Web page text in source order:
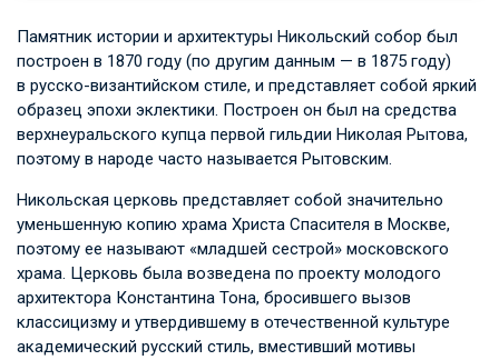
Памятник истории и архитектуры Никольский собор был
построен в 1870 году (по другим данным — в 1875 году)
в русско-византийском стиле, и представляет собой яркий
образец эпохи эклектики. Построен он был на средства
верхнеуральского купца первой гильдии Николая Рытова,
поэтому в народе часто называется Рытовским.
Никольская церковь представляет собой значительно
уменьшенную копию храма Христа Спасителя в Москве,
поэтому ее называют «младшей сестрой» московского
храма. Церковь была возведена по проекту молодого
архитектора Константина Тона, бросившего вызов
классицизму и утвердившему в отечественной культуре
академический русский стиль, вместивший мотивы